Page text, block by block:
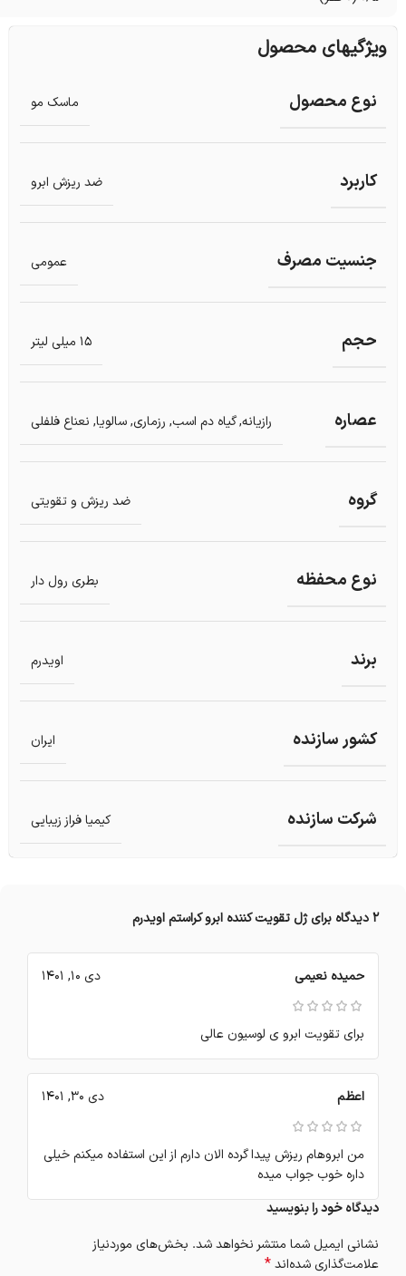
ویژگیهای محصول
نوع محصول ماسک مو
کاربرد ضد ریزش ابرو
جنسیت مصرف عمومی
حجم 15 میلی لیتر
عصاره رازیانه, گیاه دم اسب, رزماری,سالویا, نعناع فلفلی
گروه ضد ریزش و تقویتی
نوع محفظه بطری رول دار
برند اویدرم
کشور سازنده ایران
شرکت سازنده کیمیا فراز زیبایی
2 دیدگاه برای ژل تقویت کننده ابرو کراستم اویدرم
حمیده نعیمی دی 10, 1401
برای تقویت ابرو ی لوسیون عالی
اعظم دی 30, 1401
من ابروهام ریزش پیدا گرده الان دارم از این استفاده میکنم خیلی
داره خوب جواب میده
دیدگاه خود را بنویسید
نشانی ایمیل شما منتشر نخواهد شد. بخش‌های موردنیاز
علامت‌گذاری شده‌اند*